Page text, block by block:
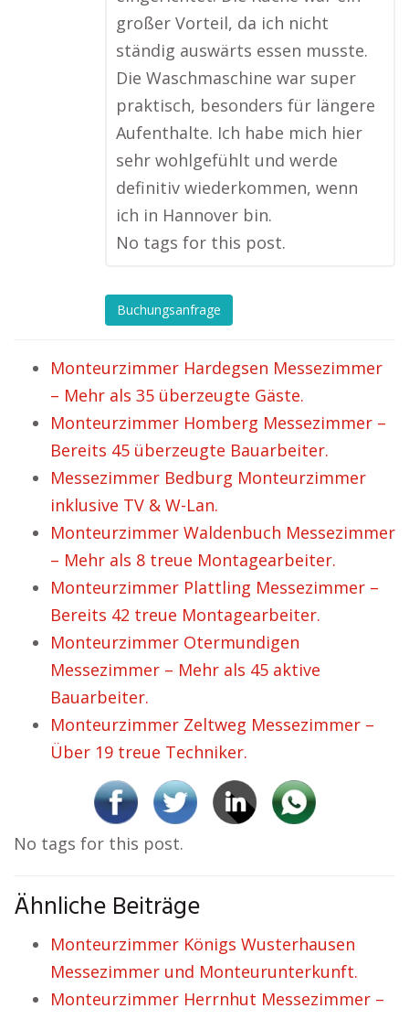
großer Vorteil, da ich nicht
ständig auswärts essen musste.
Die Waschmaschine war super
praktisch, besonders für längere
Aufenthalte. Ich habe mich hier
sehr wohlgefühlt und werde
definitiv wiederkommen, wenn
ich in Hannover bin.
No tags for this post.
Buchungsanfrage
Monteurzimmer Hardegsen Messezimmer
– Mehr als 35 überzeugte Gäste.
Monteurzimmer Homberg Messezimmer –
Bereits 45 überzeugte Bauarbeiter.
Messezimmer Bedburg Monteurzimmer
inklusive TV & W-Lan.
Monteurzimmer Waldenbuch Messezimmer
– Mehr als 8 treue Montagearbeiter.
Monteurzimmer Plattling Messezimmer –
Bereits 42 treue Montagearbeiter.
Monteurzimmer Otermundigen
Messezimmer – Mehr als 45 aktive
Bauarbeiter.
Monteurzimmer Zeltweg Messezimmer –
Über 19 treue Techniker.
No tags for this post.
Ähnliche Beiträge
Monteurzimmer Königs Wusterhausen
Messezimmer und Monteurunterkunft.
Monteurzimmer Herrnhut Messezimmer –